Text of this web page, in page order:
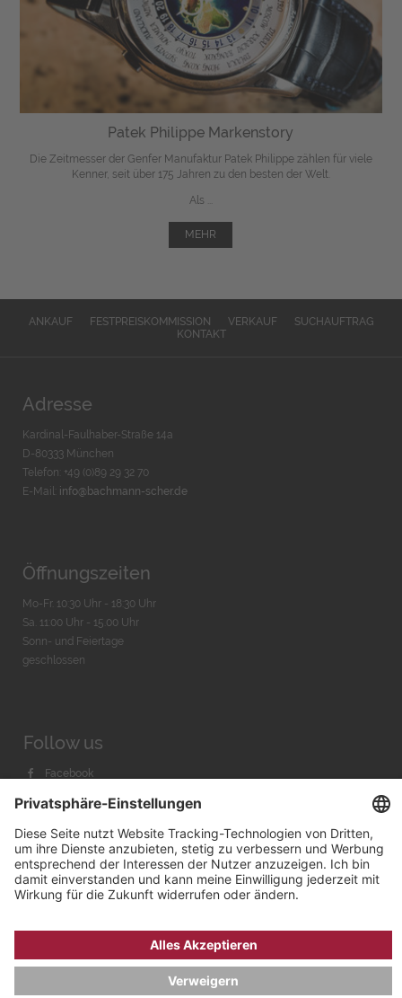
Patek Philippe Markenstory
Die Zeitmesser der Genfer Manufaktur Patek Philippe zählen für viele
Kenner, seit über 175 Jahren zu den besten der Welt.
Als ...
MEHR
ANKAUF FESTPREISKOMMISSION VERKAUF
SUCHAUFTRAG
KONTAKT
Adresse
Kardinal-Faulhaber-Straße 14a
D-80333 München
Telefon: +49 (0)89 29 32 70
E-Mail: info@bachmann-scher.de
Öffnungszeiten
Mo-Fr. 10:30 Uhr - 18:30 Uhr
Sa. 11:00 Uhr - 15.00 Uhr
Sonn- und Feiertage
geschlossen
Follow us
Facebook
Youtube
Bachmann & Scher GmbH / Watchandco GmbH
IMPRESSUM